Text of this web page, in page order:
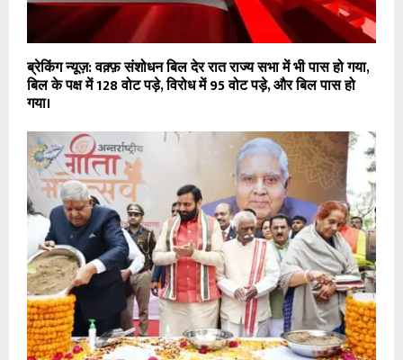
ब्रेकिंग न्यूज़: वक़्फ़ संशोधन बिल देर रात राज्य सभा में भी पास हो गया,
बिल के पक्ष में 128 वोट पड़े, विरोध में 95 वोट पड़े, और बिल पास हो
गया।